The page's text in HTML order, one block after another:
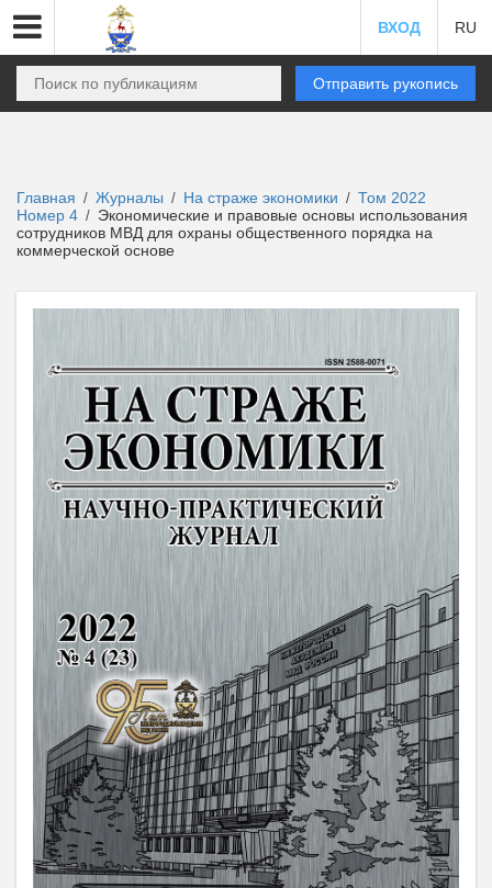
ВХОД RU
Отправить рукопись
Главная / Журналы / На страже экономики / Том 2022
Номер 4 / Экономические и правовые основы использования
сотрудников МВД для охраны общественного порядка на
коммерческой основе